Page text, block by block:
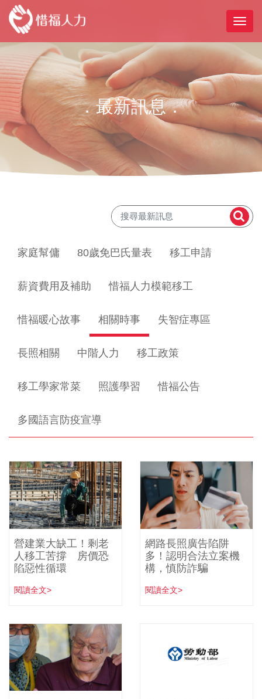
．最新訊息．
家庭幫傭 80歲免巴氏量表 移工申請
薪資費用及補助 惜福人力模範移工
惜福暖心故事 相關時事 失智症專區
長照相關 中階人力 移工政策
移工學家常菜 照護學習 惜福公告
多國語言防疫宣導
營建業大缺工！剩老
人移工苦撐 房價恐
陷惡性循環
閱讀全文>
網路長照廣告陷阱
多！認明合法立案機
構，慎防詐騙
閱讀全文>